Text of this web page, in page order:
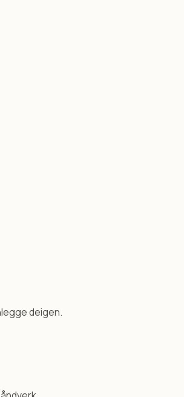
deigen.